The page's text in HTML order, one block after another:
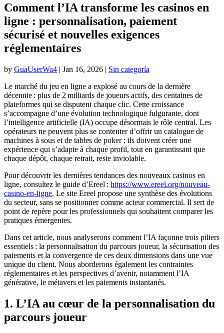
Comment l’IA transforme les casinos en
ligne : personnalisation, paiement
sécurisé et nouvelles exigences
réglementaires
by GuaUserWa4 | Jan 16, 2026 | Sin categoría
Le marché du jeu en ligne a explosé au cours de la dernière
décennie : plus de 2 milliards de joueurs actifs, des centaines de
plateformes qui se disputent chaque clic. Cette croissance
s’accompagne d’une évolution technologique fulgurante, dont
l’intelligence artificielle (IA) occupe désormais le rôle central. Les
opérateurs ne peuvent plus se contenter d’offrir un catalogue de
machines à sous et de tables de poker ; ils doivent créer une
expérience qui s’adapte à chaque profil, tout en garantissant que
chaque dépôt, chaque retrait, reste inviolable.
Pour découvrir les dernières tendances des nouveaux casinos en
ligne, consultez le guide d’Ereel : https://www.ereel.org/nouveau-
casino-en-ligne. Le site Ereel propose une synthèse des évolutions
du secteur, sans se positionner comme acteur commercial. Il sert de
point de repère pour les professionnels qui souhaitent comparer les
pratiques émergentes.
Dans cet article, nous analyserons comment l’IA façonne trois piliers
essentiels : la personnalisation du parcours joueur, la sécurisation des
paiements et la convergence de ces deux dimensions dans une vue
unique du client. Nous aborderons également les contraintes
réglementaires et les perspectives d’avenir, notamment l’IA
générative, le métavers et les paiements instantanés.
1. L’IA au cœur de la personnalisation du
parcours joueur